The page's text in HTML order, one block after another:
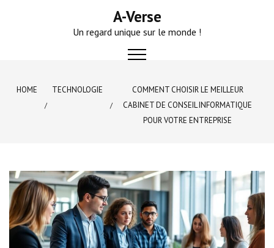
A-Verse
Un regard unique sur le monde !
HOME TECHNOLOGIE
COMMENT CHOISIR LE MEILLEUR
CABINET DE CONSEIL INFORMATIQUE
POUR VOTRE ENTREPRISE